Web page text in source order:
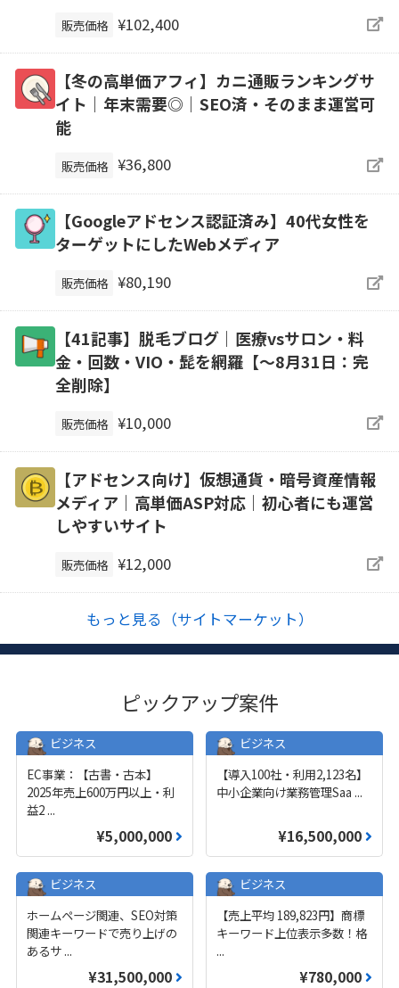
販売価格 ¥102,400
【冬の高単価アフィ】カニ通販ランキングサ
イト｜年末需要◎｜SEO済・そのまま運営可
能
販売価格 ¥36,800
【Googleアドセンス認証済み】40代女性を
ターゲットにしたWebメディア
販売価格 ¥80,190
【41記事】脱毛ブログ｜医療vsサロン・料
金・回数・VIO・髭を網羅【～8月31日：完
全削除】
販売価格 ¥10,000
【アドセンス向け】仮想通貨・暗号資産情報
メディア｜高単価ASP対応｜初心者にも運営
しやすいサイト
販売価格 ¥12,000
もっと見る（サイトマーケット）
ピックアップ案件
ビジネス
EC事業：【古書・古本】
2025年売上600万円以上・利
益2 ...
¥5,000,000
ビジネス
【導入100社・利用2,123名】
中小企業向け業務管理Saa ...
¥16,500,000
ビジネス
ホームページ関連、SEO対策
関連キーワードで売り上げの
あるサ ...
¥31,500,000
ビジネス
【売上平均 189,823円】商標
キーワード上位表示多数！格
...
¥780,000